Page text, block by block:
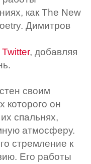
как The New
Димитров
Twitter, добавляя
своим
которого он
спальнях,
атмосферу.
стремление к
Его работы